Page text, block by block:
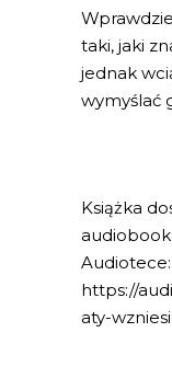
taki, jaki
jednak
wymyślać
Książka
Audiotece:
https://
aty-